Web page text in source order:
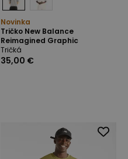
Novinka
Tričko New Balance
Reimagined Graphic
Tričká
35,00 €